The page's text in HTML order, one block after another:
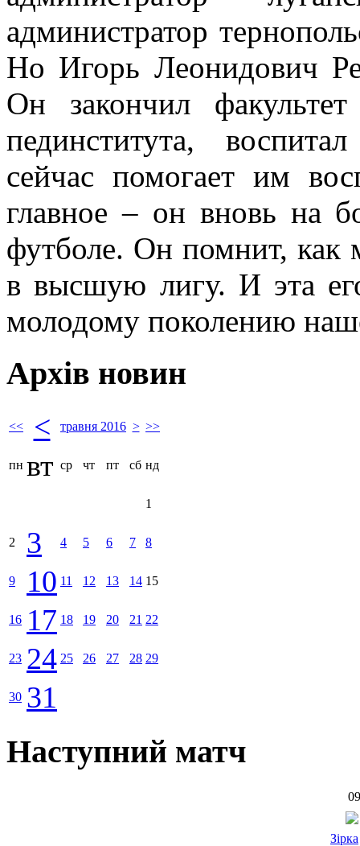
администратор
Но Игорь Леонидович
Он закончил факультет
пединститута,
сейчас помогает им
главное – он вновь на
футболе. Он помнит, как
в высшую лигу. И эта
молодому поколению
Архів новин
<< < травня 2016 > >>
пн вт ср чт пт сб нд
1
2 3 4 5 6 7 8
9 10 11 12 13 14 15
16 17 18 19 20 21 22
23 24 25 26 27 28 29
30 31
Наступний матч
Зірка